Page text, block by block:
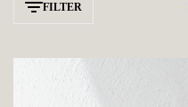
FILTER